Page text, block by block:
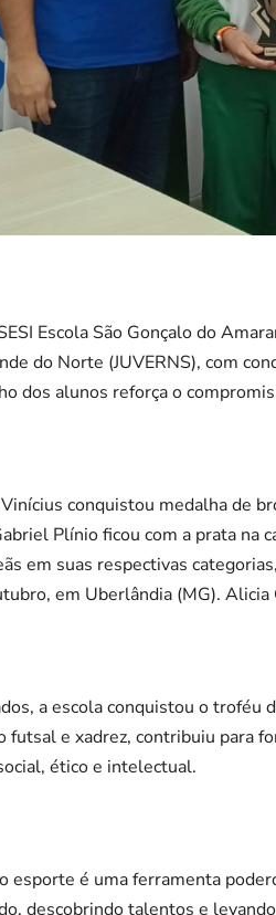
Escola São Gonçalo do
do Norte (JUVERNS), com
dos alunos reforça o
Vinícius conquistou medalha de
Plínio ficou com a prata na
em suas respectivas
em Uberlândia (MG).
a escola conquistou o troféu
futsal e xadrez, contribuiu para
ético e intelectual.
esporte é uma ferramenta
descobrindo talentos e